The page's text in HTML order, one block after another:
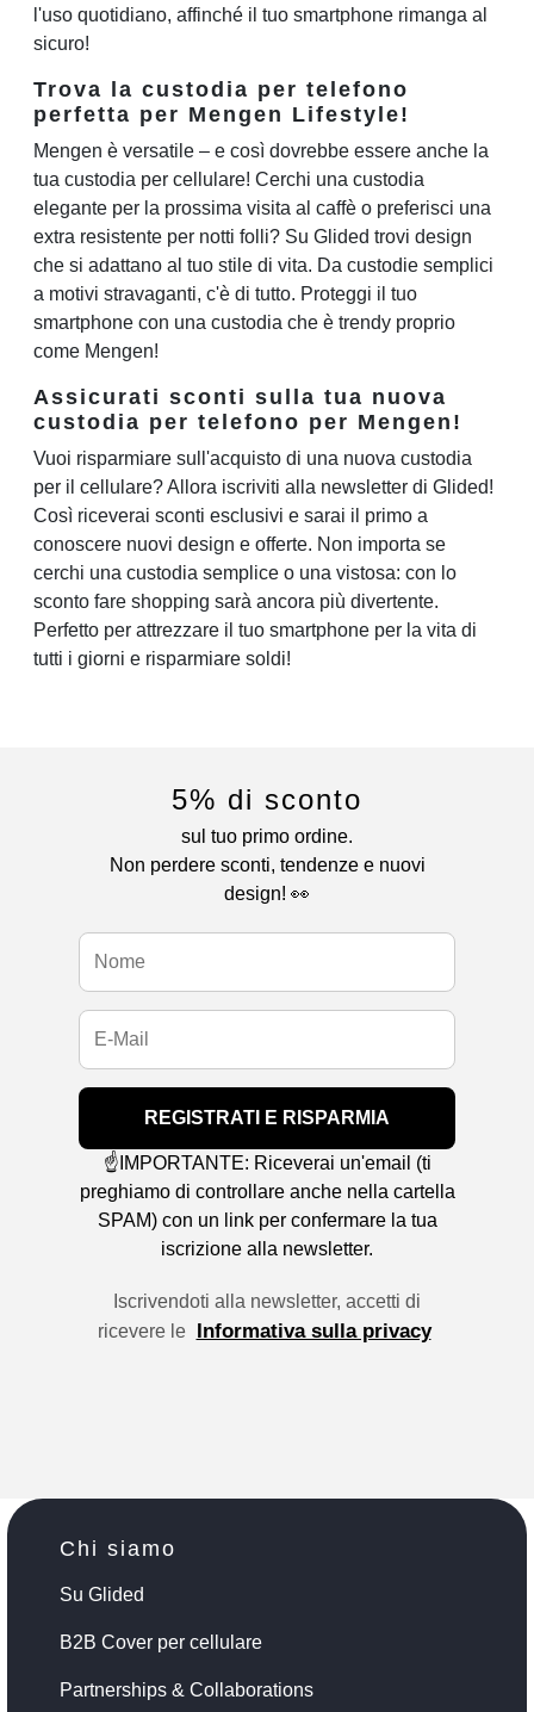
l'uso quotidiano, affinché il tuo smartphone rimanga al
sicuro!
Trova la custodia per telefono
perfetta per Mengen Lifestyle!
Mengen è versatile – e così dovrebbe essere anche la
tua custodia per cellulare! Cerchi una custodia
elegante per la prossima visita al caffè o preferisci una
extra resistente per notti folli? Su Glided trovi design
che si adattano al tuo stile di vita. Da custodie semplici
a motivi stravaganti, c'è di tutto. Proteggi il tuo
smartphone con una custodia che è trendy proprio
come Mengen!
Assicurati sconti sulla tua nuova
custodia per telefono per Mengen!
Vuoi risparmiare sull'acquisto di una nuova custodia
per il cellulare? Allora iscriviti alla newsletter di Glided!
Così riceverai sconti esclusivi e sarai il primo a
conoscere nuovi design e offerte. Non importa se
cerchi una custodia semplice o una vistosa: con lo
sconto fare shopping sarà ancora più divertente.
Perfetto per attrezzare il tuo smartphone per la vita di
tutti i giorni e risparmiare soldi!
5% di sconto
sul tuo primo ordine.
Non perdere sconti, tendenze e nuovi
design! 👀
REGISTRATI E RISPARMIA
☝️IMPORTANTE: Riceverai un'email (ti
preghiamo di controllare anche nella cartella
SPAM) con un link per confermare la tua
iscrizione alla newsletter.
Iscrivendoti alla newsletter, accetti di
ricevere le Informativa sulla privacy
Chi siamo
Su Glided
B2B Cover per cellulare
Partnerships & Collaborations